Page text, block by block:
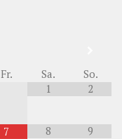
Fr. Sa.
So.
1
2
7 8 9